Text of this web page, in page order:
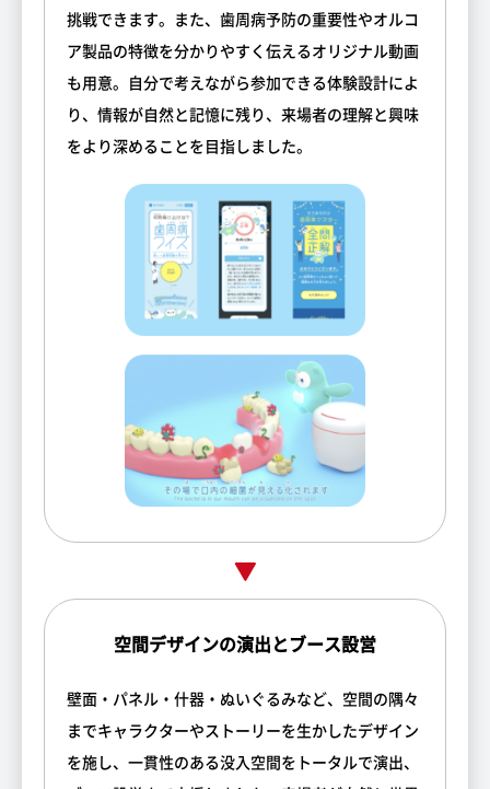
挑戦できます。また、歯周病予防の重要性やオルコ
ア製品の特徴を分かりやすく伝えるオリジナル動画
も用意。自分で考えながら参加できる体験設計によ
り、情報が自然と記憶に残り、来場者の理解と興味
をより深めることを目指しました。
空間デザインの演出とブース設営
壁面・パネル・什器・ぬいぐるみなど、空間の隅々
までキャラクターやストーリーを生かしたデザイン
を施し、一貫性のある没入空間をトータルで演出、